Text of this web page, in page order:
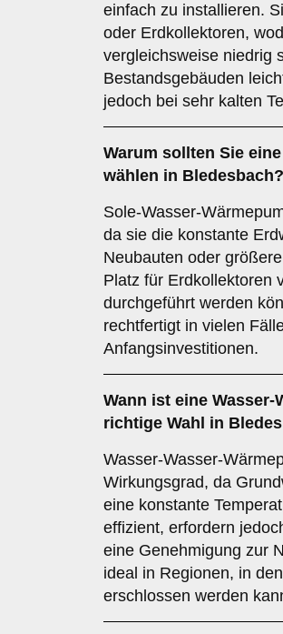
einfach zu installieren.
oder Erdkollektoren,
vergleichsweise niedrig
Bestandsgebäuden
jedoch bei sehr kalten
Warum sollten Sie
wählen in Bledesbach?
Sole-Wasser-
da sie die konstante
Neubauten oder
Platz für Erdkollektoren
durchgeführt werden
rechtfertigt in vielen
Anfangsinvestitionen.
Wann ist eine Wasser-
richtige Wahl in
Wasser-Wasser-
Wirkungsgrad, da
eine konstante
effizient, erfordern
eine Genehmigung zur
ideal in Regionen, in
erschlossen werden